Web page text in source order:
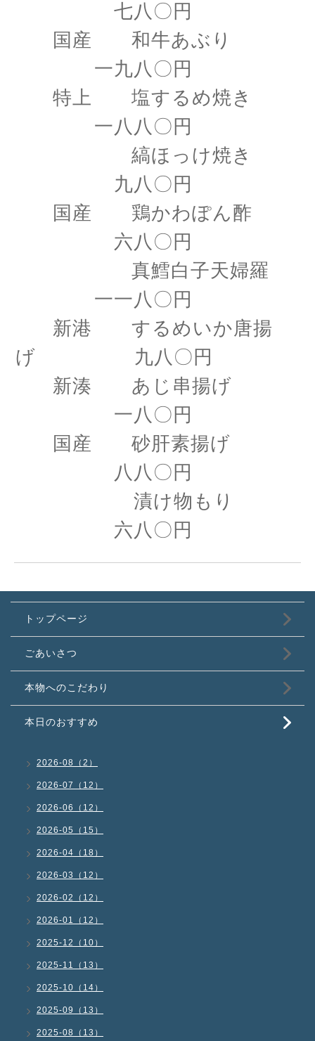
七八〇円
国産 和牛あぶり
一九八〇円
特上 塩するめ焼き
一八八〇円
縞ほっけ焼き
九八〇円
国産 鶏かわぽん酢
六八〇円
真鱈白子天婦羅
一一八〇円
新港 するめいか唐揚
げ 九八〇円
新湊 あじ串揚げ
一八〇円
国産 砂肝素揚げ
八八〇円
漬け物もり
六八〇円
トップページ
ごあいさつ
本物へのこだわり
本日のおすすめ
2026-08（2）
2026-07（12）
2026-06（12）
2026-05（15）
2026-04（18）
2026-03（12）
2026-02（12）
2026-01（12）
2025-12（10）
2025-11（13）
2025-10（14）
2025-09（13）
2025-08（13）